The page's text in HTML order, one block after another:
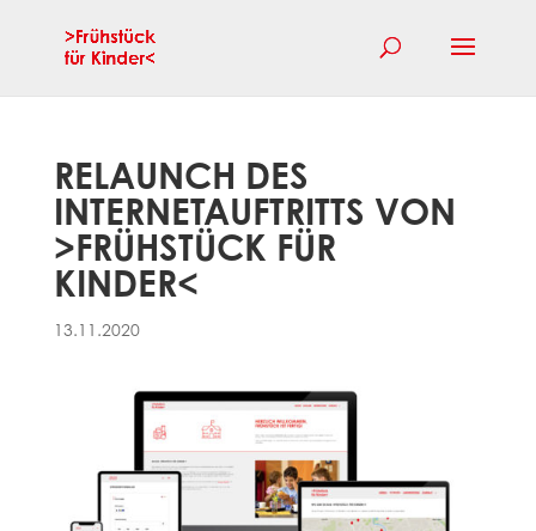
RELAUNCH DES
INTERNETAUFTRITTS VON
>FRÜHSTÜCK FÜR
KINDER<
13.11.2020